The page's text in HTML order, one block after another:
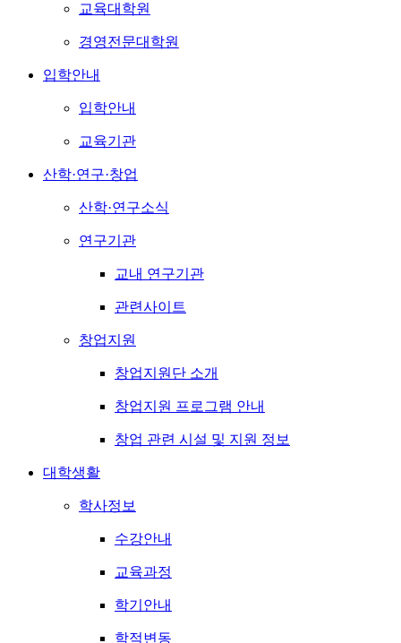
교육대학원
경영전문대학원
입학안내
입학안내
교육기관
산학·연구·창업
산학·연구소식
연구기관
교내 연구기관
관련사이트
창업지원
창업지원단 소개
창업지원 프로그램 안내
창업 관련 시설 및 지원 정보
대학생활
학사정보
수강안내
교육과정
학기안내
학적변동